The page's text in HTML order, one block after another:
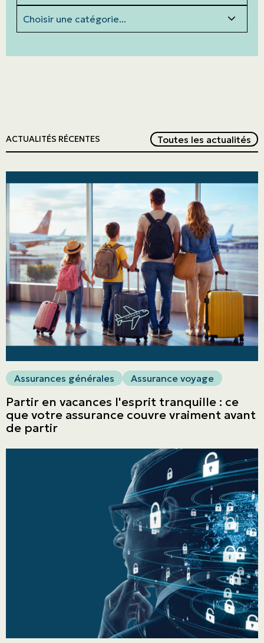
ASSURANCES
Particuliers
ASSURANCES
Entreprises
Obtenir une soumission
Urgences et réclamations
ACTUALITÉS RÉCENTES Toutes les actualités
Assurances générales Assurance voyage
Partir en vacances l'esprit tranquille : ce
que votre assurance couvre vraiment avant
de partir